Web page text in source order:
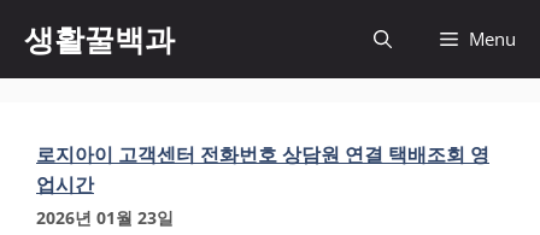
생활꿀백과 Menu
로지아이 고객센터 전화번호 상담원 연결 택배조회 영
업시간
2026년 01월 23일